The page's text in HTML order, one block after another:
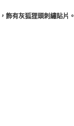
，飾有灰狐狸頭刺繡貼片。